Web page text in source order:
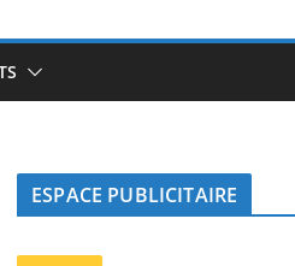
ESPACE PUBLICITAIRE